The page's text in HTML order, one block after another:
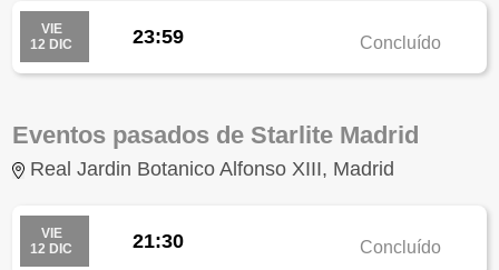
VIE
12 DIC
23:59 Concluído
Eventos pasados de Starlite Madrid
Real Jardin Botanico Alfonso XIII, Madrid
VIE
12 DIC
21:30 Concluído